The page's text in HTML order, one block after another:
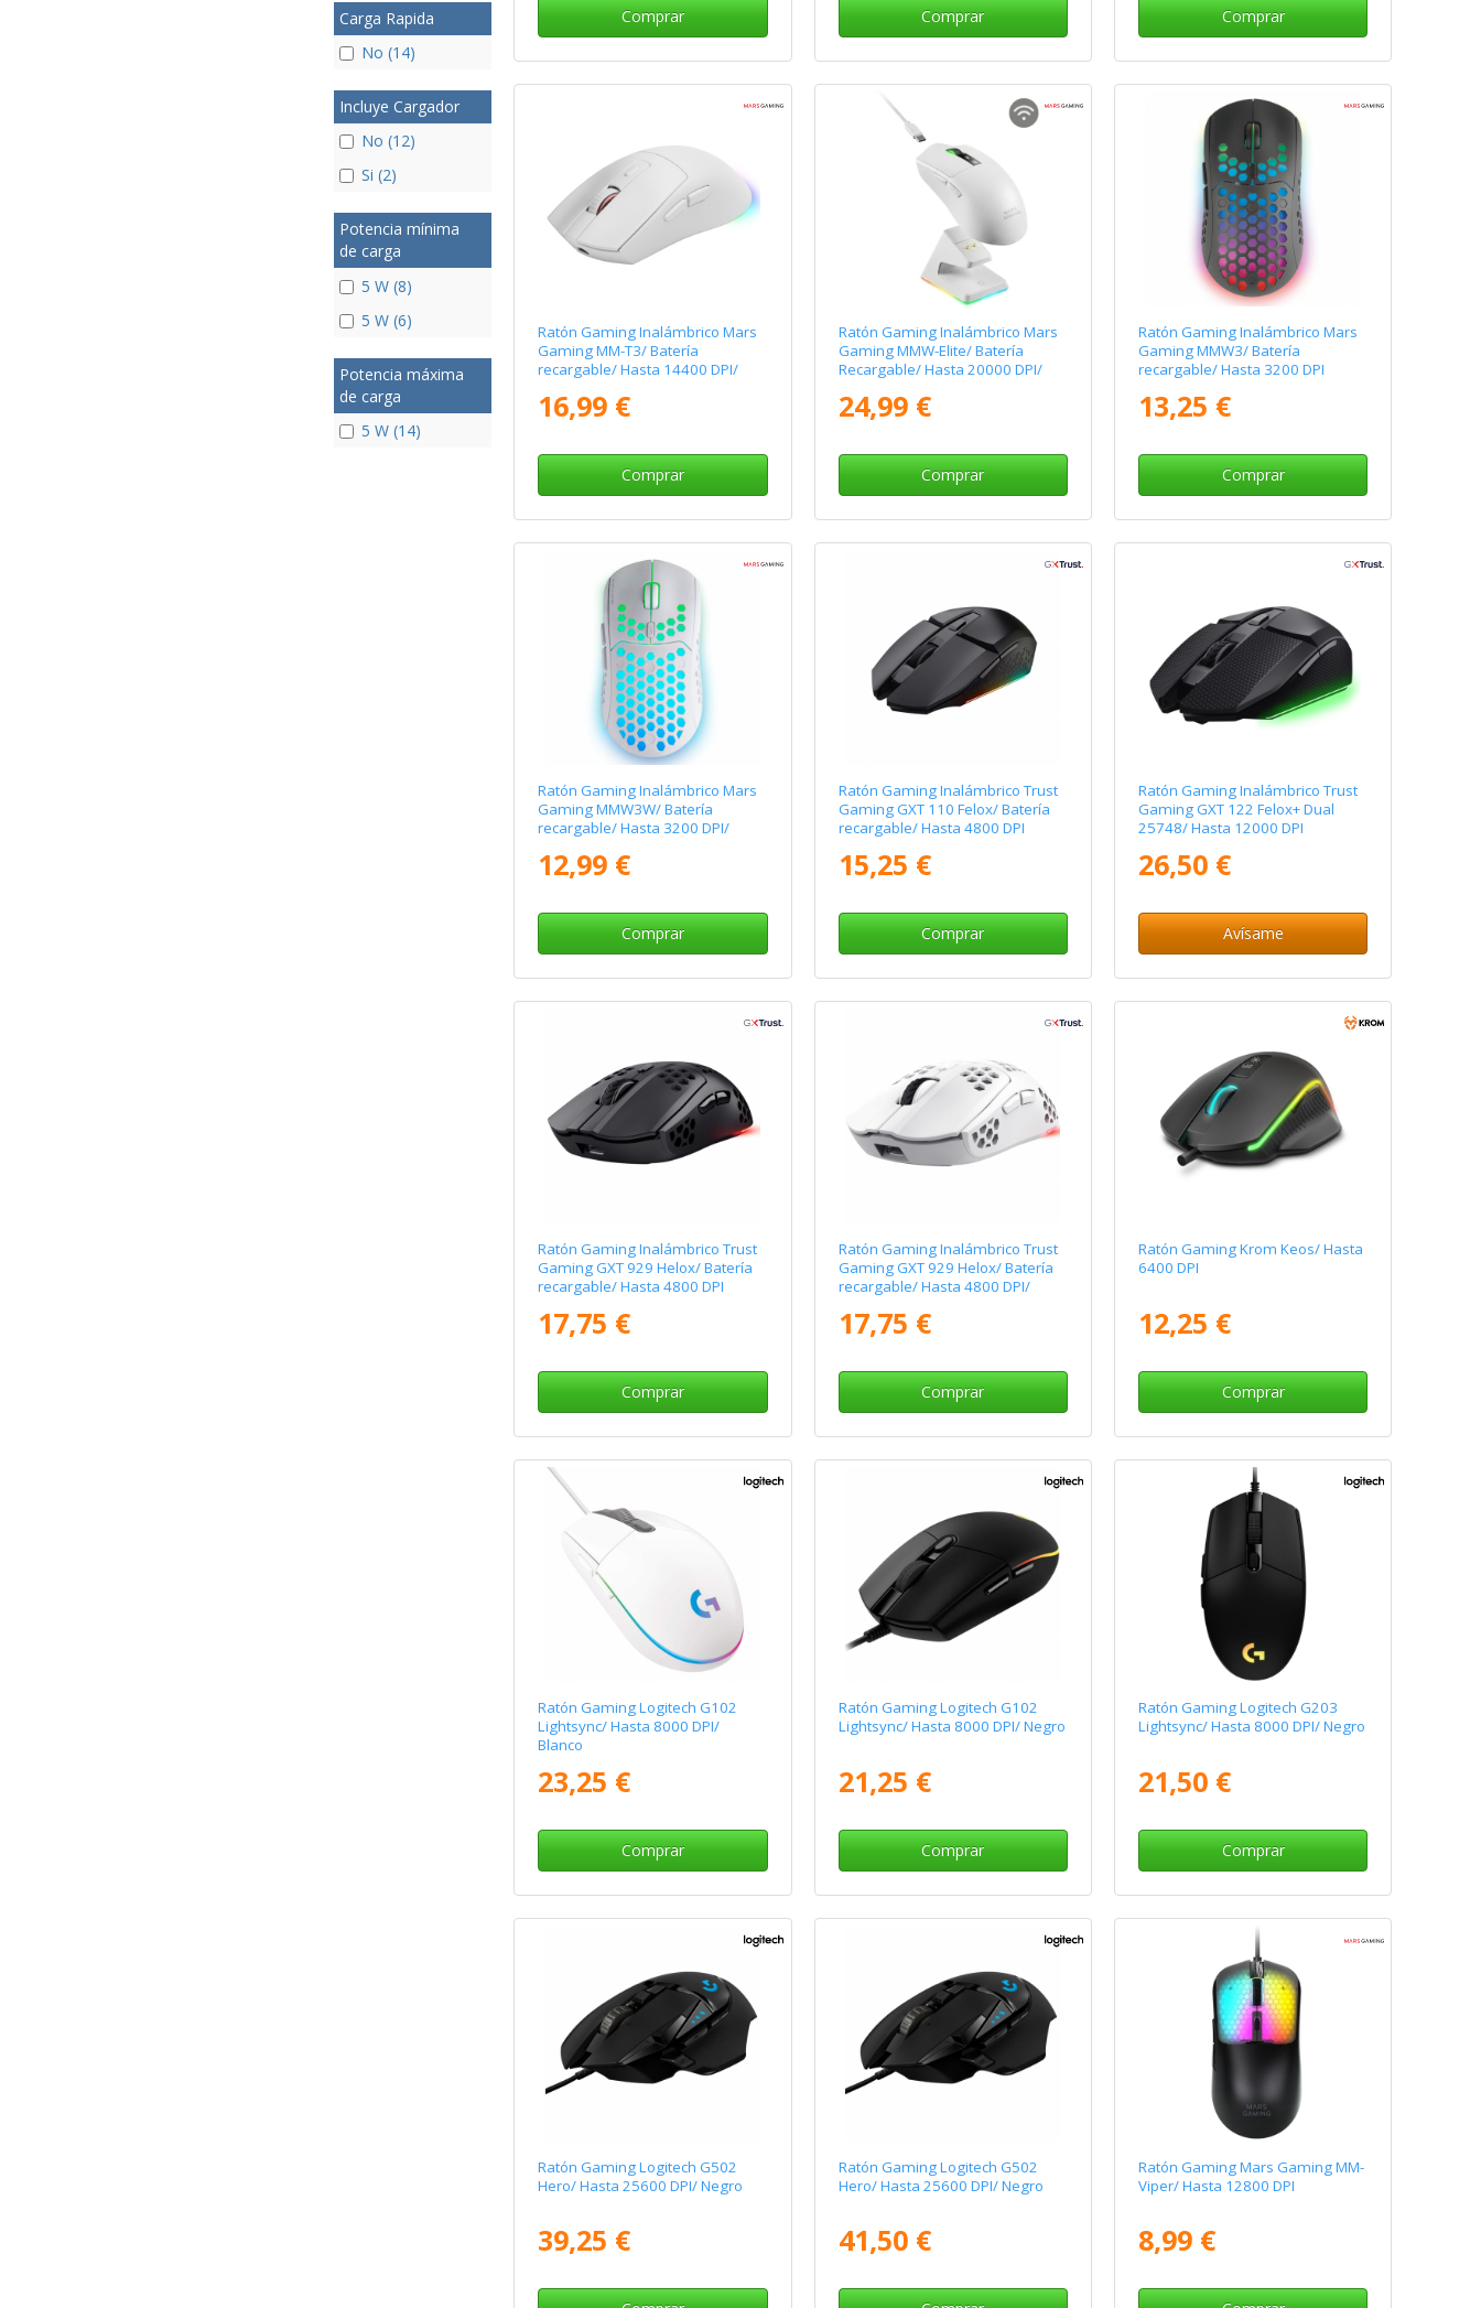
Carga Rapida
No (14)
Incluye Cargador
No (12)
Si (2)
Potencia mínima
de carga
5 W (8)
5 W (6)
Potencia máxima
de carga
5 W (14)
Comprar Comprar Comprar
Ratón Gaming Inalámbrico Mars
Gaming MM-T3/ Batería
recargable/ Hasta 14400 DPI/
16,99 €
Comprar
Ratón Gaming Inalámbrico Mars
Gaming MMW-Elite/ Batería
Recargable/ Hasta 20000 DPI/
24,99 €
Comprar
Ratón Gaming Inalámbrico Mars
Gaming MMW3/ Batería
recargable/ Hasta 3200 DPI
13,25 €
Comprar
Ratón Gaming Inalámbrico Mars
Gaming MMW3W/ Batería
recargable/ Hasta 3200 DPI/
12,99 €
Comprar
Ratón Gaming Inalámbrico Trust
Gaming GXT 110 Felox/ Batería
recargable/ Hasta 4800 DPI
15,25 €
Comprar
Ratón Gaming Inalámbrico Trust
Gaming GXT 122 Felox+ Dual
25748/ Hasta 12000 DPI
26,50 €
Avísame
Ratón Gaming Inalámbrico Trust
Gaming GXT 929 Helox/ Batería
recargable/ Hasta 4800 DPI
17,75 €
Comprar
Ratón Gaming Inalámbrico Trust
Gaming GXT 929 Helox/ Batería
recargable/ Hasta 4800 DPI/
17,75 €
Comprar
Ratón Gaming Krom Keos/ Hasta
6400 DPI
12,25 €
Comprar
Ratón Gaming Logitech G102
Lightsync/ Hasta 8000 DPI/
Blanco
23,25 €
Comprar
Ratón Gaming Logitech G102
Lightsync/ Hasta 8000 DPI/ Negro
21,25 €
Comprar
Ratón Gaming Logitech G203
Lightsync/ Hasta 8000 DPI/ Negro
21,50 €
Comprar
Ratón Gaming Logitech G502
Hero/ Hasta 25600 DPI/ Negro
39,25 €
Ratón Gaming Logitech G502
Hero/ Hasta 25600 DPI/ Negro
41,50 €
Ratón Gaming Mars Gaming MM-
Viper/ Hasta 12800 DPI
8,99 €